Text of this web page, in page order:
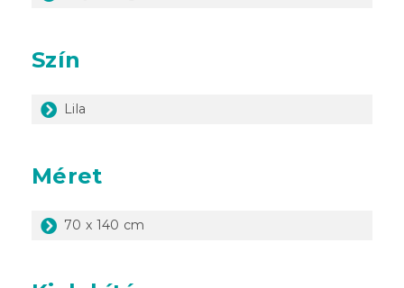
Szín
Lila
Méret
70 x 140 cm